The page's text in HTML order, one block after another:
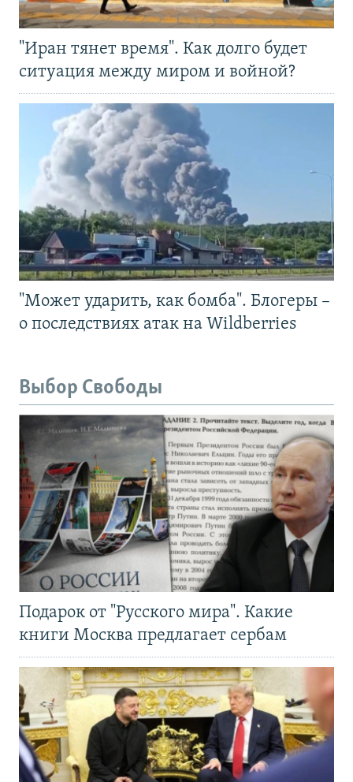
"Иран тянет время". Как долго будет
ситуация между миром и войной?
"Может ударить, как бомба". Блогеры –
о последствиях атак на Wildberries
Выбор Свободы
Подарок от "Русского мира". Какие
книги Москва предлагает сербам